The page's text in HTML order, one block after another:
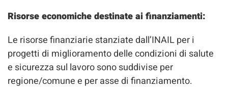
Risorse economiche destinate ai finanziamenti:
Le risorse finanziarie stanziate dall’INAIL per i
progetti di miglioramento delle condizioni di salute
e sicurezza sul lavoro sono suddivise per
regione/comune e per asse di finanziamento.